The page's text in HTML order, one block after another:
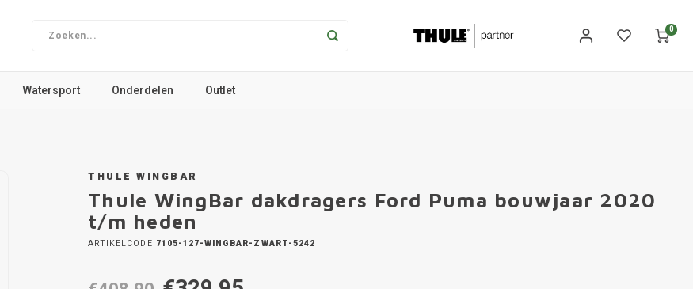
0
Watersport Onderdelen Outlet
THULE WINGBAR
Thule WingBar dakdragers Ford Puma bouwjaar 2020
t/m heden
ARTIKELCODE 7105-127-WINGBAR-ZWART-5242